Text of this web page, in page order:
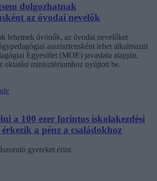
dolgozhatnak
az óvodai nevelők
lehetnek óvónők, az óvodai nevelőket
asszisztensként lehet alkalmazni
Egyesület (MOE) javaslata alapján,
oktatási minisztériumhoz nyújtott be.
a 100 ezer forintos iskolakezdési
a pénz a családokhoz
gyereket érint.